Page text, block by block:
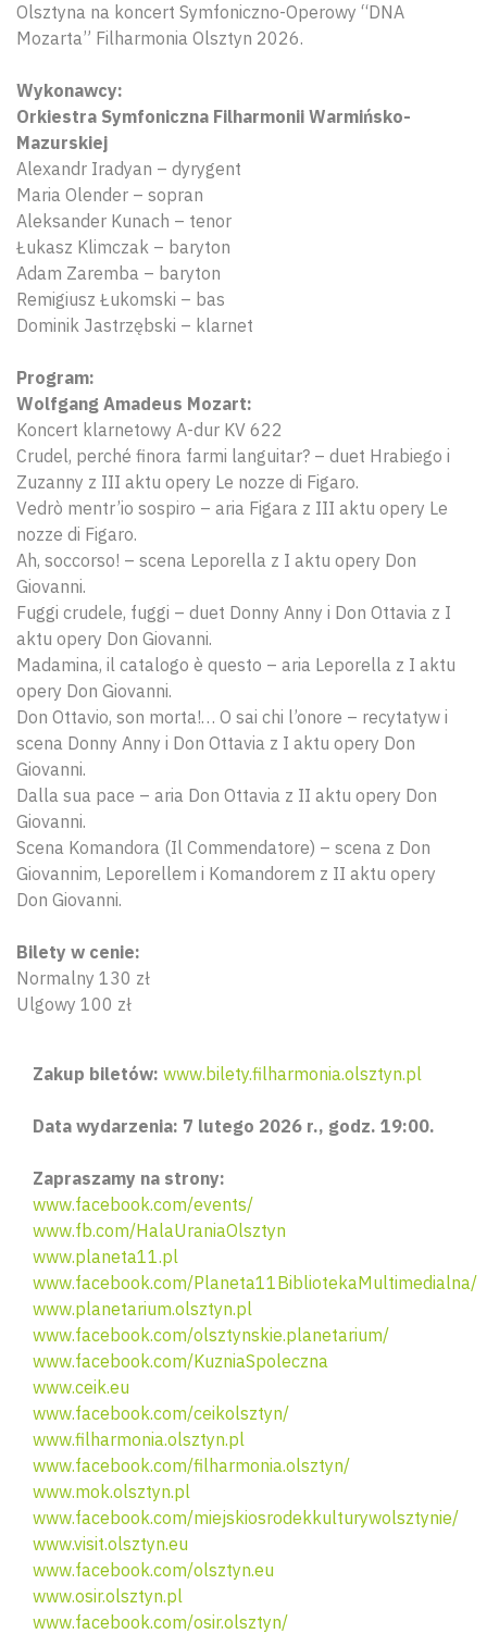
Olsztyna na koncert Symfoniczno-Operowy “DNA
Mozarta” Filharmonia Olsztyn 2026.
Wykonawcy:
Orkiestra Symfoniczna Filharmonii Warmińsko-
Mazurskiej
Alexandr Iradyan – dyrygent
Maria Olender – sopran
Aleksander Kunach – tenor
Łukasz Klimczak – baryton
Adam Zaremba – baryton
Remigiusz Łukomski – bas
Dominik Jastrzębski – klarnet
Program:
Wolfgang Amadeus Mozart:
Koncert klarnetowy A-dur KV 622
Crudel, perché finora farmi languitar? – duet Hrabiego i
Zuzanny z III aktu opery Le nozze di Figaro.
Vedrò mentr’io sospiro – aria Figara z III aktu opery Le
nozze di Figaro.
Ah, soccorso! – scena Leporella z I aktu opery Don
Giovanni.
Fuggi crudele, fuggi – duet Donny Anny i Don Ottavia z I
aktu opery Don Giovanni.
Madamina, il catalogo è questo – aria Leporella z I aktu
opery Don Giovanni.
Don Ottavio, son morta!… O sai chi l’onore – recytatyw i
scena Donny Anny i Don Ottavia z I aktu opery Don
Giovanni.
Dalla sua pace – aria Don Ottavia z II aktu opery Don
Giovanni.
Scena Komandora (Il Commendatore) – scena z Don
Giovannim, Leporellem i Komandorem z II aktu opery
Don Giovanni.
Bilety w cenie:
Normalny 130 zł
Ulgowy 100 zł
Zakup biletów: www.bilety.filharmonia.olsztyn.pl
Data wydarzenia: 7 lutego 2026 r., godz. 19:00.
Zapraszamy na strony:
www.facebook.com/events/
www.fb.com/HalaUraniaOlsztyn
www.planeta11.pl
www.facebook.com/Planeta11BibliotekaMultimedialna/
www.planetarium.olsztyn.pl
www.facebook.com/olsztynskie.planetarium/
www.facebook.com/KuzniaSpoleczna
www.ceik.eu
www.facebook.com/ceikolsztyn/
www.filharmonia.olsztyn.pl
www.facebook.com/filharmonia.olsztyn/
www.mok.olsztyn.pl
www.facebook.com/miejskiosrodekkulturywolsztynie/
www.visit.olsztyn.eu
www.facebook.com/olsztyn.eu
www.osir.olsztyn.pl
www.facebook.com/osir.olsztyn/